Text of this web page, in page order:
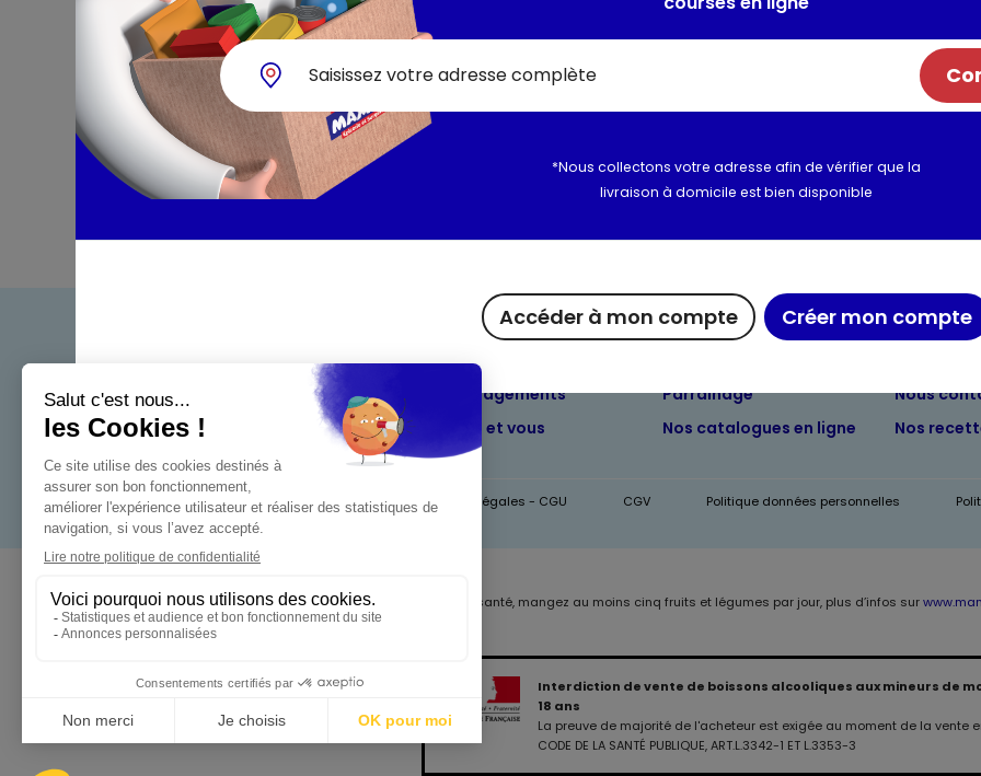
Utilisation et
Valeurs nutritionnelles
Bienvenue chez Maximo
Nos engagements
Maximo et vous
Parrainage
Nos catalogues en ligne
Nous
Nos
Mentions légales - CGU CGV Politique données personnelles
Pour votre santé, mangez au moins cinq fruits et légumes par jour, plus d’infos sur
Interdiction de vente de boissons alcooliques aux mineurs de
18 ans
La preuve de majorité de l'acheteur est exigée au moment de la vente
CODE DE LA SANTÉ PUBLIQUE, ART.L.3342-1 ET L.3353-3
*Nous collectons votre adresse afin de vérifier que la
livraison à domicile est bien disponible
Accéder à mon compte Créer mon compte